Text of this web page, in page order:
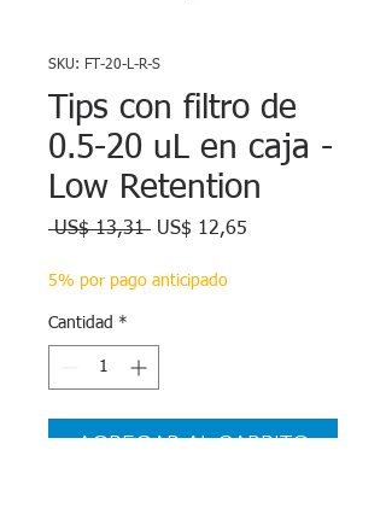
SKU: FT-20-L-R-S
Tips con filtro de
0.5-20 uL en caja -
Low Retention
US$ 13,31 Precio
US$ 12,65
5% por pago anticipado
Cantidad *
AGREGAR AL CARRITO